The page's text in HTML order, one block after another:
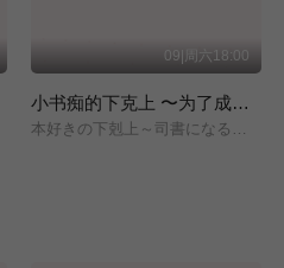
09|周六18:00
小书痴的下克上 〜为了成为图书管理员而不择手段〜 领主的养女
本好きの下剋上～司書になるためには手段を選んでいられません～/領主の養女/